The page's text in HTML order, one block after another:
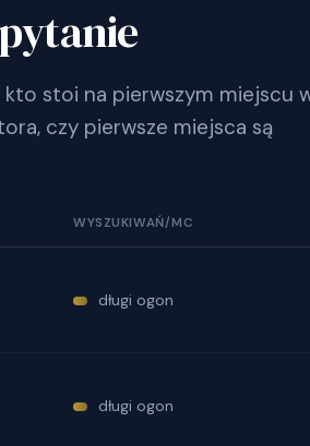
stoi na pierwszym miejscu
czy pierwsze miejsca są
WYSZUKIWAŃ/MC
długi ogon
długi ogon